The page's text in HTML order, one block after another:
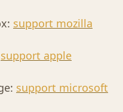
support mozilla
support apple
support microsoft